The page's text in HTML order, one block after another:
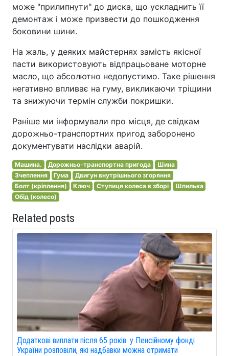
може "прилипнути" до диска, що ускладнить її
демонтаж і може призвести до пошкодження
боковини шини.
На жаль, у деяких майстернях замість якісної
пасти використовують відпрацьоване моторне
масло, що абсолютно недопустимо. Таке рішення
негативно впливає на гуму, викликаючи тріщини
та знижуючи термін служби покришки.
Раніше ми інформували про місця, де свідкам
дорожньо-транспортних пригод заборонено
документувати наслідки аварій.
Машина. Дорожньо-транспортна пригода
Шина
Зчеплення
Гума
Двигун внутрішнього згоряння
Болт (кріплення)
Ключ Ступиця колеса в зборі
Шпилька
Обід (колесо)
Related posts
Додаткові виплати після 65 років: у Пенсійному фонді
України розповіли, які надбавки можна отримати